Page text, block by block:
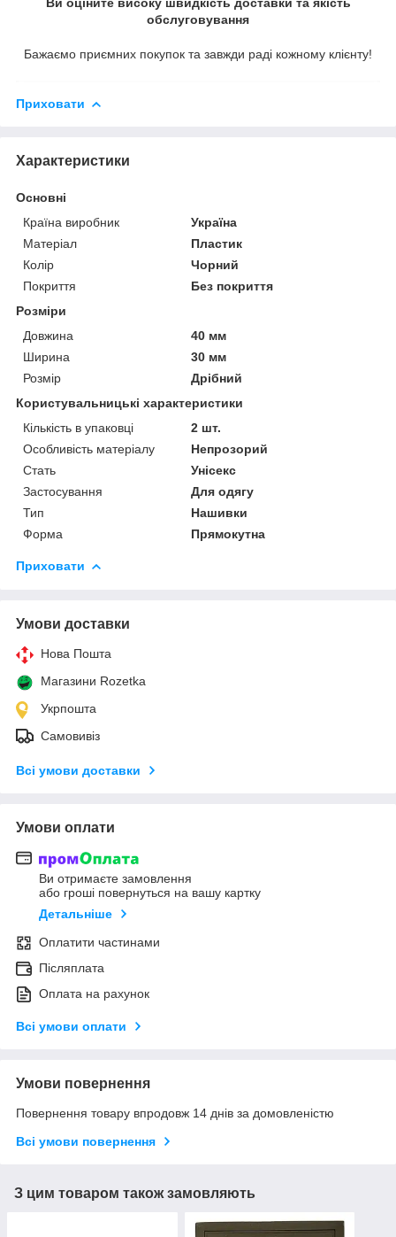
обслуговування
Бажаємо приємних покупок та завжди раді кожному клієнту!
Приховати
Характеристики
Основні
Країна виробник
Україна
Матеріал
Пластик
Колір
Чорний
Покриття
Без покриття
Розміри
Довжина
40 мм
Ширина
30 мм
Розмір
Дрібний
Користувальницькі характеристики
Кількість в упаковці
2 шт.
Особливість матеріалу
Непрозорий
Стать
Унісекс
Застосування
Для одягу
Тип
Нашивки
Форма
Прямокутна
Приховати
Умови доставки
Нова Пошта
Магазини Rozetka
Укрпошта
Самовивіз
Всі умови доставки
Умови оплати
Ви отримаєте замовлення
або гроші повернуться на вашу картку
Детальніше
Оплатити частинами
Післяплата
Оплата на рахунок
Всі умови оплати
Умови повернення
Повернення товару впродовж 14 днів за домовленістю
Всі умови повернення
З цим товаром також замовляють